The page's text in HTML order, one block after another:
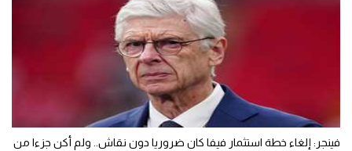
فينجر: إلغاء خطة استثمار فيفا كان ضروريا دون نقاش.. ولم أكن جزءا من